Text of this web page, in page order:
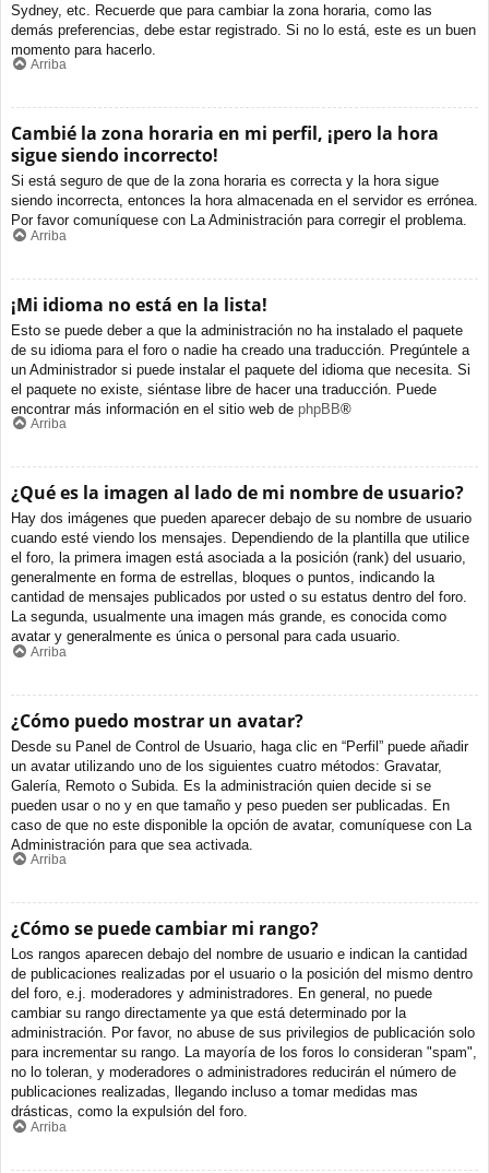
Sydney, etc. Recuerde que para cambiar la zona horaria, como las
demás preferencias, debe estar registrado. Si no lo está, este es un buen
momento para hacerlo.
Arriba
Cambié la zona horaria en mi perfil, ¡pero la hora
sigue siendo incorrecto!
Si está seguro de que de la zona horaria es correcta y la hora sigue
siendo incorrecta, entonces la hora almacenada en el servidor es errónea.
Por favor comuníquese con La Administración para corregir el problema.
Arriba
¡Mi idioma no está en la lista!
Esto se puede deber a que la administración no ha instalado el paquete
de su idioma para el foro o nadie ha creado una traducción. Pregúntele a
un Administrador si puede instalar el paquete del idioma que necesita. Si
el paquete no existe, siéntase libre de hacer una traducción. Puede
encontrar más información en el sitio web de phpBB®
Arriba
¿Qué es la imagen al lado de mi nombre de usuario?
Hay dos imágenes que pueden aparecer debajo de su nombre de usuario
cuando esté viendo los mensajes. Dependiendo de la plantilla que utilice
el foro, la primera imagen está asociada a la posición (rank) del usuario,
generalmente en forma de estrellas, bloques o puntos, indicando la
cantidad de mensajes publicados por usted o su estatus dentro del foro.
La segunda, usualmente una imagen más grande, es conocida como
avatar y generalmente es única o personal para cada usuario.
Arriba
¿Cómo puedo mostrar un avatar?
Desde su Panel de Control de Usuario, haga clic en “Perfil” puede añadir
un avatar utilizando uno de los siguientes cuatro métodos: Gravatar,
Galería, Remoto o Subida. Es la administración quien decide si se
pueden usar o no y en que tamaño y peso pueden ser publicadas. En
caso de que no este disponible la opción de avatar, comuníquese con La
Administración para que sea activada.
Arriba
¿Cómo se puede cambiar mi rango?
Los rangos aparecen debajo del nombre de usuario e indican la cantidad
de publicaciones realizadas por el usuario o la posición del mismo dentro
del foro, e.j. moderadores y administradores. En general, no puede
cambiar su rango directamente ya que está determinado por la
administración. Por favor, no abuse de sus privilegios de publicación solo
para incrementar su rango. La mayoría de los foros lo consideran "spam",
no lo toleran, y moderadores o administradores reducirán el número de
publicaciones realizadas, llegando incluso a tomar medidas mas
drásticas, como la expulsión del foro.
Arriba